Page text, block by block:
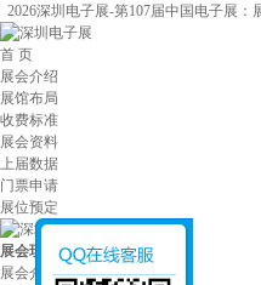
2026深圳电子展-第107届中国电子展：
首 页
展会介绍
展馆布局
收费标准
展会资料
上届数据
门票申请
展位预定
展会现场 /中国电子展
展会介绍